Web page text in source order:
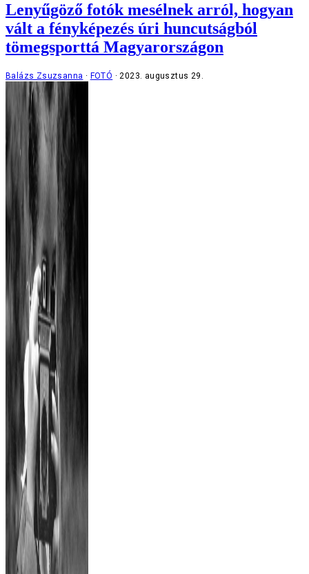
Lenyűgöző fotók mesélnek arról, hogyan
vált a fényképezés úri huncutságból
tömegsporttá Magyarországon
Balázs Zsuzsanna FOTÓ 2023. augusztus 29.